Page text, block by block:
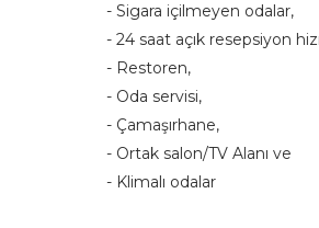
- Sigara içilmeyen odalar,
- 24 saat açık resepsiyon
- Restoren,
- Oda servisi,
- Çamaşırhane,
- Ortak salon/TV Alanı ve
- Klimalı odalar